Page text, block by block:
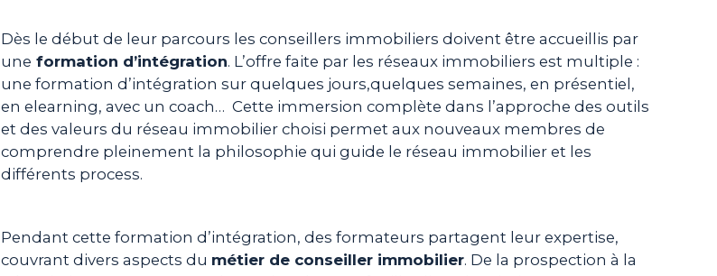
Dès le début de leur parcours les conseillers immobiliers doivent être accueillis par
une formation d’intégration. L’offre faite par les réseaux immobiliers est multiple :
une formation d’intégration sur quelques jours,quelques semaines, en présentiel,
en elearning, avec un coach… Cette immersion complète dans l’approche des outils
et des valeurs du réseau immobilier choisi permet aux nouveaux membres de
comprendre pleinement la philosophie qui guide le réseau immobilier et les
différents process.
Pendant cette formation d’intégration, des formateurs partagent leur expertise,
couvrant divers aspects du métier de conseiller immobilier. De la prospection à la